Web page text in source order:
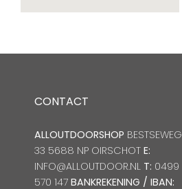
CONTACT
ALLOUTDOORSHOP BESTSEWEG
33 5688 NP OIRSCHOT E:
INFO@ALLOUTDOOR.NL T: 0499
570 147 BANKREKENING / IBAN: